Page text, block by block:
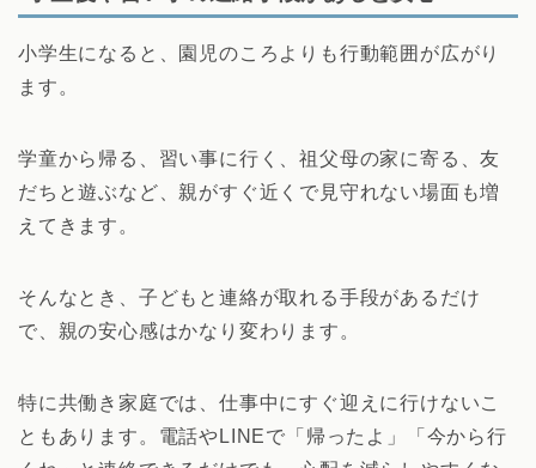
小学生になると、園児のころよりも行動範囲が広がり
ます。
学童から帰る、習い事に行く、祖父母の家に寄る、友
だちと遊ぶなど、親がすぐ近くで見守れない場面も増
えてきます。
そんなとき、子どもと連絡が取れる手段があるだけ
で、親の安心感はかなり変わります。
特に共働き家庭では、仕事中にすぐ迎えに行けないこ
ともあります。電話やLINEで「帰ったよ」「今から行